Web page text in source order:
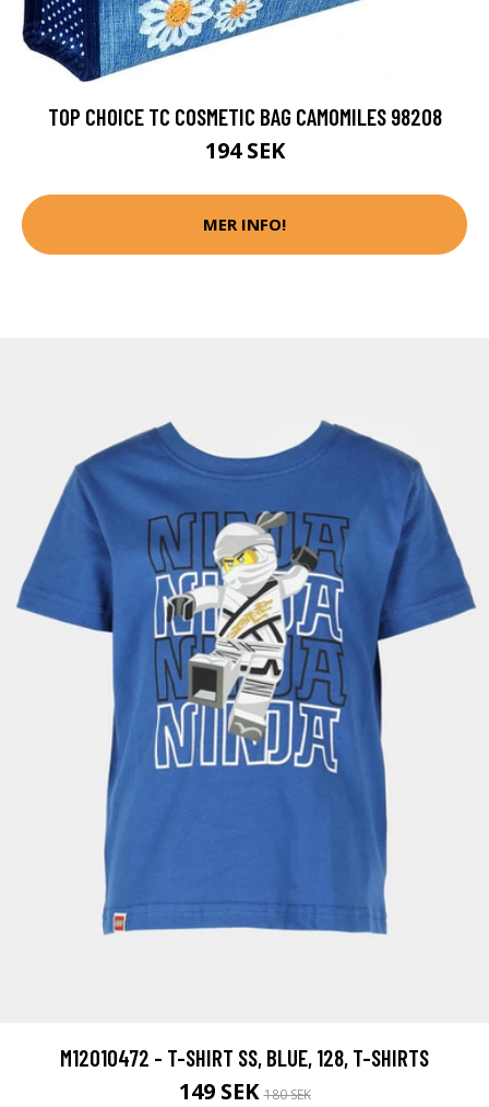
TOP CHOICE TC COSMETIC BAG CAMOMILES 98208
194 SEK
MER INFO!
M12010472 - T-SHIRT SS, BLUE, 128, T-SHIRTS
149 SEK180 SEK